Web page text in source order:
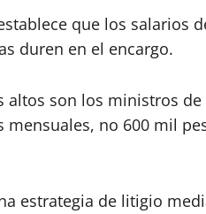
que los salarios
duren en el encargo.
altos son los ministros
mensuales, no 600 mil
estrategia de litigio